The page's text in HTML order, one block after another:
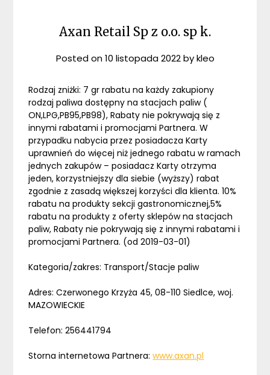
Axan Retail Sp z o.o. sp k.
Posted on10 listopada 2022bykleo
Rodzaj zniżki: 7 gr rabatu na każdy zakupiony
rodzaj paliwa dostępny na stacjach paliw (
ON,LPG,PB95,PB98), Rabaty nie pokrywają się z
innymi rabatami i promocjami Partnera. W
przypadku nabycia przez posiadacza Karty
uprawnień do więcej niż jednego rabatu w ramach
jednych zakupów – posiadacz Karty otrzyma
jeden, korzystniejszy dla siebie (wyższy) rabat
zgodnie z zasadą większej korzyści dla klienta. 10%
rabatu na produkty sekcji gastronomicznej,5%
rabatu na produkty z oferty sklepów na stacjach
paliw, Rabaty nie pokrywają się z innymi rabatami i
promocjami Partnera. (od 2019-03-01)
Kategoria/zakres: Transport/Stacje paliw
Adres: Czerwonego Krzyża 45, 08-110 Siedlce, woj.
MAZOWIECKIE
Telefon: 256441794
Storna internetowa Partnera:www.axan.pl